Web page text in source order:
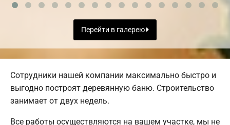
Перейти в галерею
Сотрудники нашей компании максимально быстро и
выгодно построят деревянную баню. Строительство
занимает от двух недель.
Все работы осуществляются на вашем участке, мы не